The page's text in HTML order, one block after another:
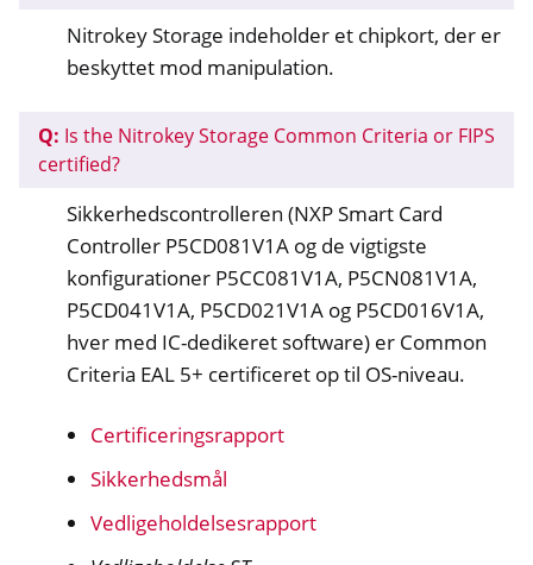
Nitrokey Storage indeholder et chipkort, der er
beskyttet mod manipulation.
Q: Is the Nitrokey Storage Common Criteria or FIPS
certified?
Sikkerhedscontrolleren (NXP Smart Card
Controller P5CD081V1A og de vigtigste
konfigurationer P5CC081V1A, P5CN081V1A,
P5CD041V1A, P5CD021V1A og P5CD016V1A,
hver med IC-dedikeret software) er Common
Criteria EAL 5+ certificeret op til OS-niveau.
Certificeringsrapport
Sikkerhedsmål
Vedligeholdelsesrapport